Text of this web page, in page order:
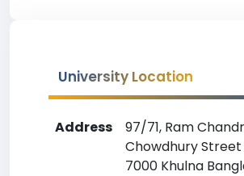
University Location
Address
97/71, Ram
Chowdhury Street
7000 Khulna